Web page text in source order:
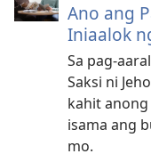
Ano ang
Iniaalok
Sa pag-
Saksi ni
kahit
isama ang
mo.